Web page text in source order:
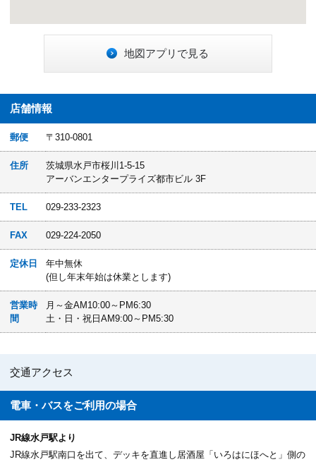
地図アプリで見る
店舗情報
郵便 〒310-0801
住所
茨城県水戸市桜川1-5-15
アーバンエンタープライズ都市ビル 3F
TEL 029-233-2323
FAX 029-224-2050
定休日
年中無休
(但し年末年始は休業とします)
営業時
間
月～金AM10:00～PM6:30
土・日・祝日AM9:00～PM5:30
交通アクセス
電車・バスをご利用の場合
JR線水戸駅より
JR線水戸駅南口を出て、デッキを直進し居酒屋「いろはにほへと」側の